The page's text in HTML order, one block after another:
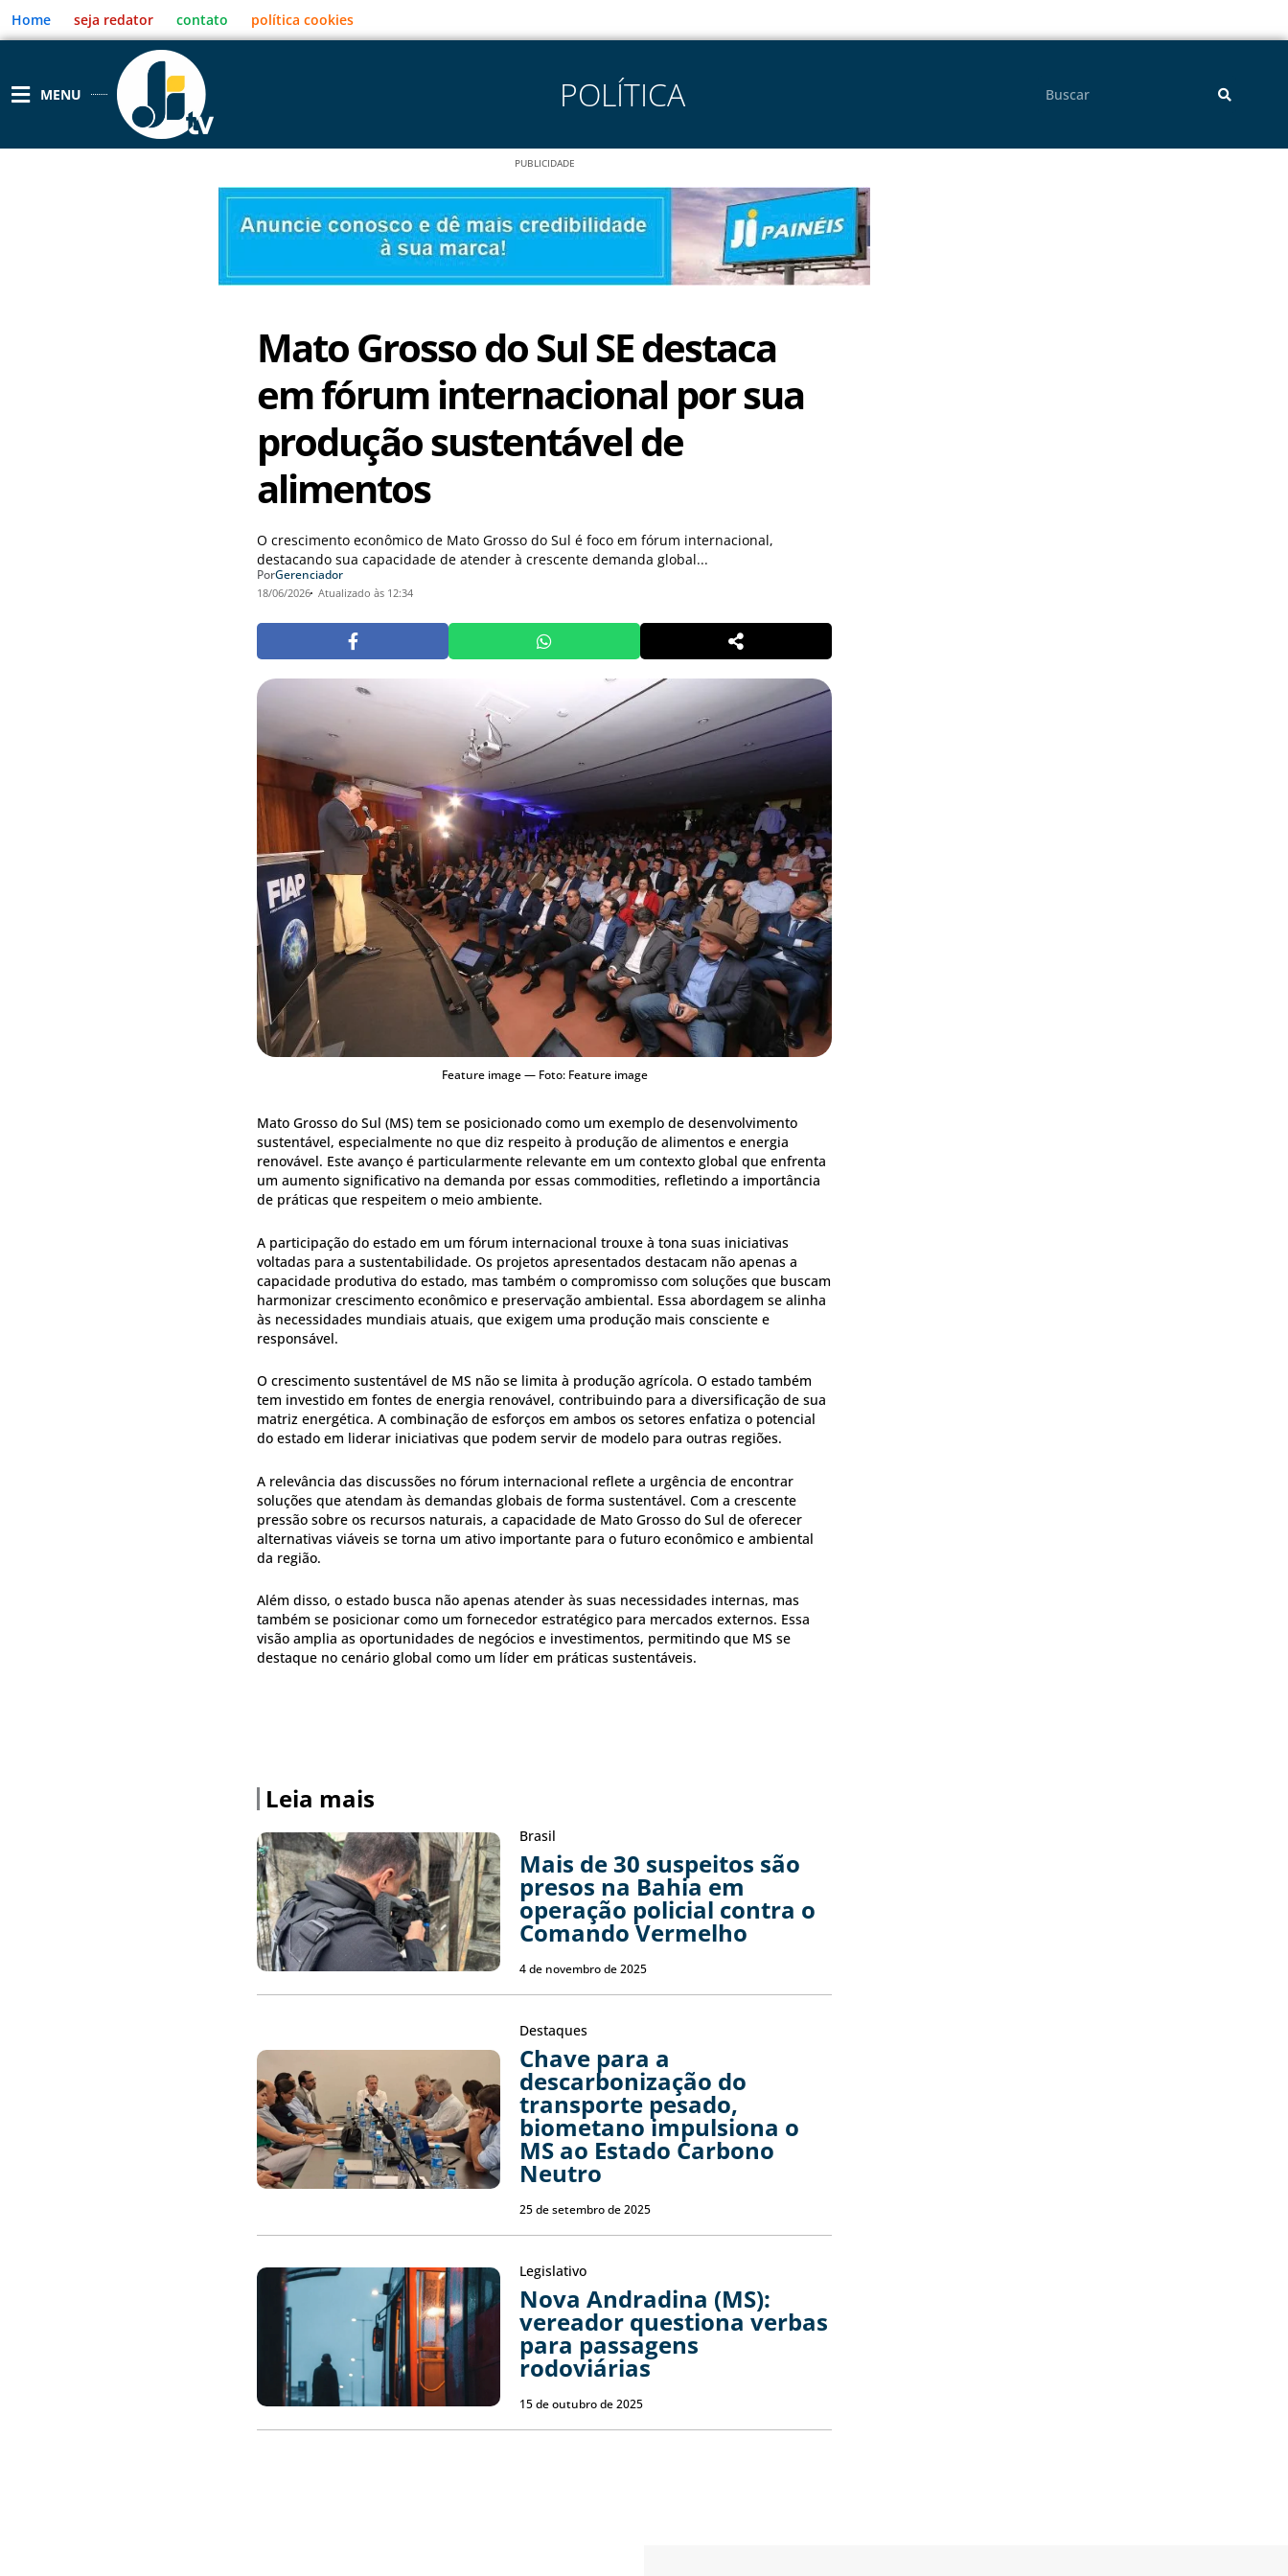
para
o
Home seja redator contato política cookies
MENU POLÍTICA
PUBLICIDADE
Mato Grosso do Sul SE destaca
em fórum internacional por sua
produção sustentável de
alimentos
O crescimento econômico de Mato Grosso do Sul é foco em fórum internacional,
destacando sua capacidade de atender à crescente demanda global...
PorGerenciador
18/06/2026 Atualizado às 12:34
Feature image — Foto: Feature image
Mato Grosso do Sul (MS) tem se posicionado como um exemplo de desenvolvimento
sustentável, especialmente no que diz respeito à produção de alimentos e energia
renovável. Este avanço é particularmente relevante em um contexto global que enfrenta
um aumento significativo na demanda por essas commodities, refletindo a importância
de práticas que respeitem o meio ambiente.
A participação do estado em um fórum internacional trouxe à tona suas iniciativas
voltadas para a sustentabilidade. Os projetos apresentados destacam não apenas a
capacidade produtiva do estado, mas também o compromisso com soluções que buscam
harmonizar crescimento econômico e preservação ambiental. Essa abordagem se alinha
às necessidades mundiais atuais, que exigem uma produção mais consciente e
responsável.
O crescimento sustentável de MS não se limita à produção agrícola. O estado também
tem investido em fontes de energia renovável, contribuindo para a diversificação de sua
matriz energética. A combinação de esforços em ambos os setores enfatiza o potencial
do estado em liderar iniciativas que podem servir de modelo para outras regiões.
A relevância das discussões no fórum internacional reflete a urgência de encontrar
soluções que atendam às demandas globais de forma sustentável. Com a crescente
pressão sobre os recursos naturais, a capacidade de Mato Grosso do Sul de oferecer
alternativas viáveis se torna um ativo importante para o futuro econômico e ambiental
da região.
Além disso, o estado busca não apenas atender às suas necessidades internas, mas
também se posicionar como um fornecedor estratégico para mercados externos. Essa
visão amplia as oportunidades de negócios e investimentos, permitindo que MS se
destaque no cenário global como um líder em práticas sustentáveis.
Leia mais
Brasil
Mais de 30 suspeitos são
presos na Bahia em
operação policial contra o
Comando Vermelho
4 de novembro de 2025
Destaques
Chave para a
descarbonização do
transporte pesado,
biometano impulsiona o
MS ao Estado Carbono
Neutro
25 de setembro de 2025
Legislativo
Nova Andradina (MS):
vereador questiona verbas
para passagens
rodoviárias
15 de outubro de 2025